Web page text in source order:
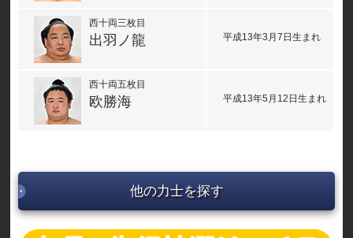
西十両三枚目
出羽ノ龍 平成13年3月7日生まれ
西十両五枚目
欧勝海 平成13年5月12日生まれ
他の力士を探す